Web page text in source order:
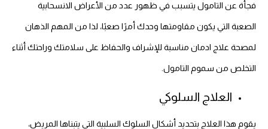
فجأة عن التامول يتسبب في ظهور عدد من الأعراض الانسحابية
الصعبة التي يكون مقاومتها وحدك أمرًا صعبًا، لذا من المهم الذهان
لمصحة علاج ادمان مناسبة للإشراف والحفاظ على سلامتك وراحتك أثناء
التخلص من سموم التامول.
العلاج السلوكي
يقوم هذا العلاج بتحديد أشكال السلوك السلبية التي يتبناها المريض،